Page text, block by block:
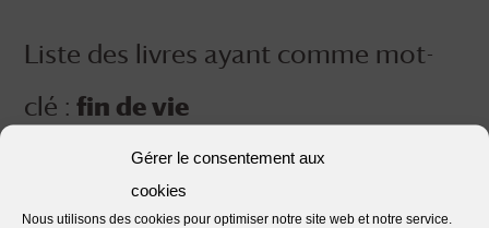
Gérer le consentement aux
cookies
Nous utilisons des cookies pour optimiser notre site web et notre service.
Liste des livres ayant comme mot-
clé :fin de vie
1 2 3 Suivant